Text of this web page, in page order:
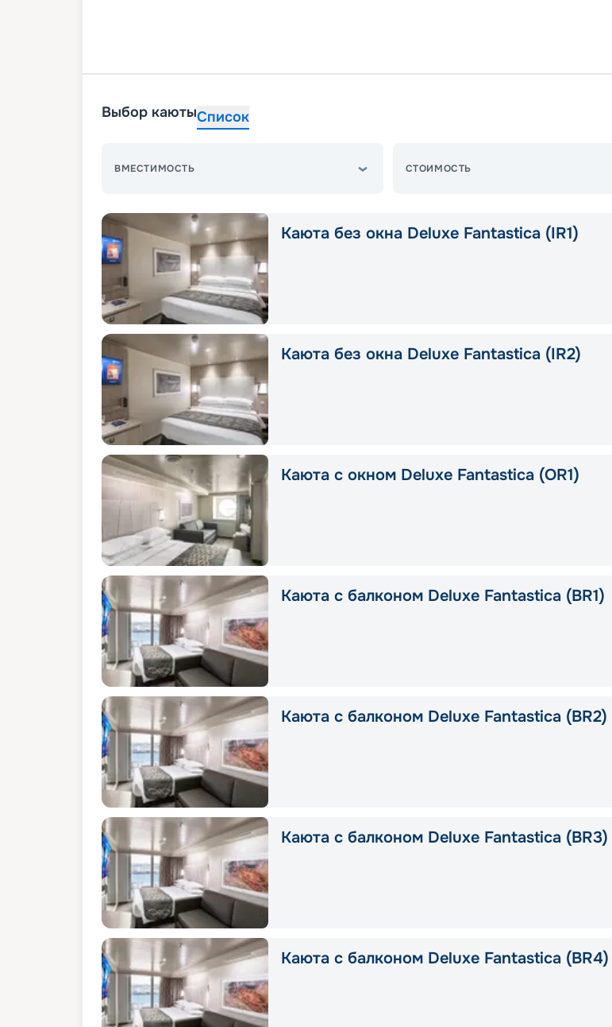
Выбор каютыСписок
ВМЕСТИМОСТЬ СТОИМОСТЬ
Каюта без окна Deluxe Fantastica (IR1)
Каюта без окна Deluxe Fantastica (IR2)
Каюта с окном Deluxe Fantastica (OR1)
Каюта с балконом Deluxe Fantastica (BR1)
Каюта с балконом Deluxe Fantastica (BR2)
Каюта с балконом Deluxe Fantastica (BR3)
Каюта с балконом Deluxe Fantastica (BR4)